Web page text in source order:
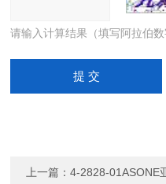
请输入计算结果（填写阿拉伯
上一篇：4-2828-01ASONE